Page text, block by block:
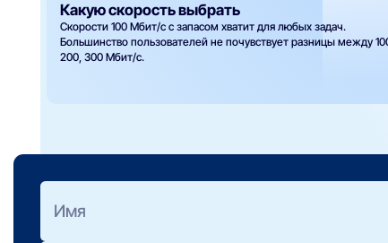
Какую скорость выбрать
Скорости 100 Мбит/с с запасом хватит для любых задач.
Большинство пользователей не почувствует разницы между
200, 300 Мбит/с.
Оформить заявку
на подбор тарифа